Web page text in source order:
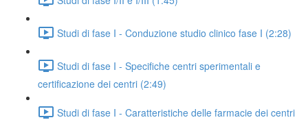
Studi di fase I - Conduzione studio clinico fase I (2:28)
Studi di fase I - Specifiche centri sperimentali e
certificazione dei centri (2:49)
Studi di fase I - Caratteristiche delle farmacie dei centri